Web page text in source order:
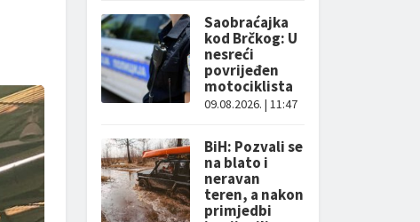
Saobraćajka
kod Brčkog: U
nesreći
povrijeđen
motociklista
09.08.2026. | 11:47
BiH: Pozvali se
na blato i
neravan
teren, a nakon
primjedbi